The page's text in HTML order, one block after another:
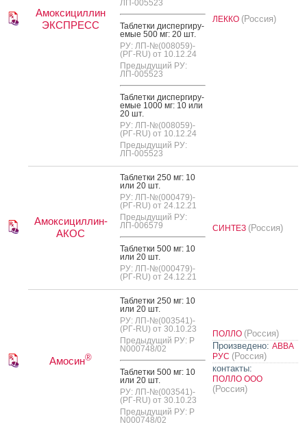
Амоксициллин
ЭКСПРЕСС
ЛП-005523
Таб­летки дис­перги­ру­
емые 500 мг: 20 шт.
РУ: ЛП-№(008059)-
(РГ-RU) от 10.12.24
Предыдущий РУ:
ЛП-005523
Таб­летки дис­перги­ру­
емые 1000 мг: 10 или
20 шт.
РУ: ЛП-№(008059)-
(РГ-RU) от 10.12.24
Предыдущий РУ:
ЛП-005523
ЛЕККО (Россия)
Амоксициллин-
АКОС
Таб­летки 250 мг: 10
или 20 шт.
РУ: ЛП-№(000479)-
(РГ-RU) от 24.12.21
Предыдущий РУ:
ЛП-006579
Таб­летки 500 мг: 10
или 20 шт.
РУ: ЛП-№(000479)-
(РГ-RU) от 24.12.21
СИНТЕЗ (Россия)
Амосин®
Таб­летки 250 мг: 10
или 20 шт.
РУ: ЛП-№(003541)-
(РГ-RU) от 30.10.23
Предыдущий РУ: Р
N000748/02
Таб­летки 500 мг: 10
или 20 шт.
РУ: ЛП-№(003541)-
(РГ-RU) от 30.10.23
Предыдущий РУ: Р
N000748/02
ПОЛЛО (Россия)
Произведено: АВВА
РУС (Россия)
контакты:
ПОЛЛО ООО
(Россия)